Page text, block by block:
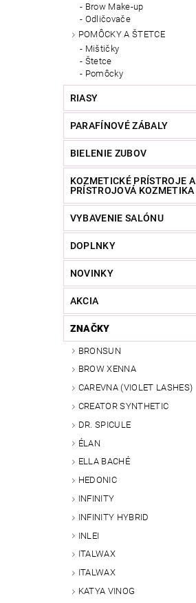
Brow Make-up
Odličovače
POMÔCKY A ŠTETCE
Mištičky
Štetce
Pomôcky
RIASY
PARAFÍNOVÉ ZÁBALY
BIELENIE ZUBOV
KOZMETICKÉ PRÍSTROJE A
PRÍSTROJOVÁ KOZMETIKA
VYBAVENIE SALÓNU
DOPLNKY
NOVINKY
AKCIA
ZNAČKY
BRONSUN
BROW XENNA
CAREVNA (VIOLET LASHES)
CREATOR SYNTHETIC
DR. SPICULE
ÉLAN
ELLA BACHÉ
HEDONIC
INFINITY
INFINITY HYBRID
INLEI
ITALWAX
ITALWAX
KATYA VINOG